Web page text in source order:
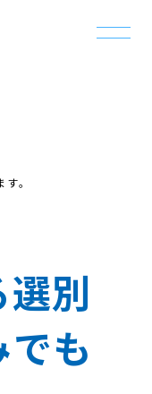
。
別
も